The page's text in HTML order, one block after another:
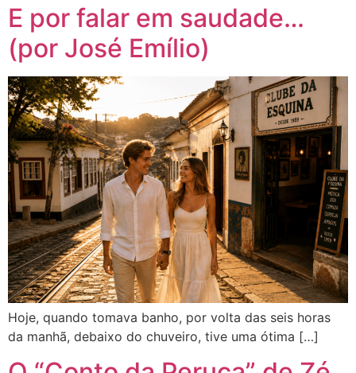
E por falar em saudade…
(por José Emílio)
Hoje, quando tomava banho, por volta das seis horas
da manhã, debaixo do chuveiro, tive uma ótima […]